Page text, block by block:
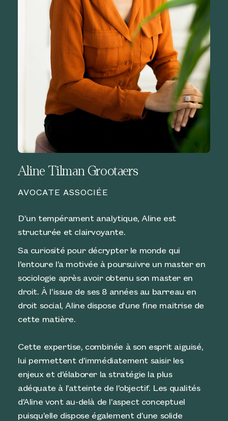
Aline Tilman Grootaers
AVOCATE ASSOCIÉE
D’un tempérament analytique, Aline est
structurée et clairvoyante.
Sa curiosité pour décrypter le monde qui
l’entoure l’a motivée à poursuivre un master en
sociologie après avoir obtenu son master en
droit. À l’issue de ses 8 années au barreau en
droit social, Aline dispose d’une fine maitrise de
cette matière.
Cette expertise, combinée à son esprit aiguisé,
lui permettent d’immédiatement saisir les
enjeux et d’élaborer la stratégie la plus
adéquate à l’atteinte de l’objectif. Les qualités
d’Aline vont au-delà de l’aspect conceptuel
puisqu’elle dispose également d’une solide